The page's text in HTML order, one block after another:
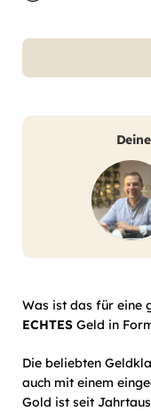
Was ist das für eine
ECHTES Geld in
Die beliebten
auch mit einem
Gold ist seit